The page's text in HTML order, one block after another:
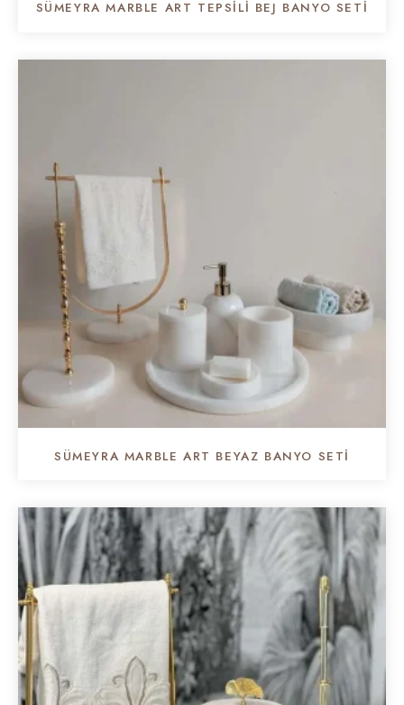
SÜMEYRA MARBLE ART TEPSILI BEJ BANYO SETI
SÜMEYRA MARBLE ART BEYAZ BANYO SETI